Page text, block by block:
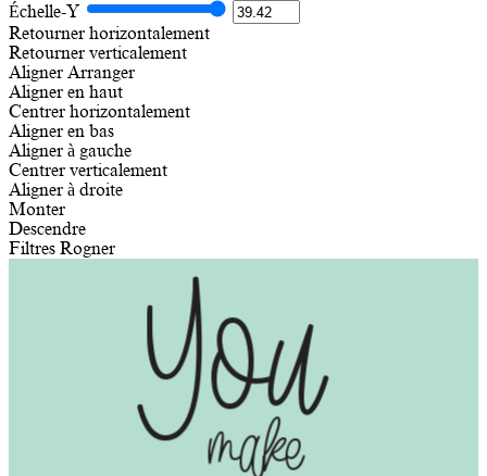
Échelle-Y
Retourner horizontalement
Retourner verticalement
Aligner Arranger
Aligner en haut
Centrer horizontalement
Aligner en bas
Aligner à gauche
Centrer verticalement
Aligner à droite
Monter
Descendre
Filtres Rogner